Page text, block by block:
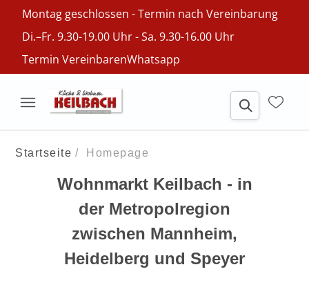
Montag geschlossen - Termin nach Vereinbarung
Di.–Fr. 9.30-19.00 Uhr - Sa. 9.30-16.00 Uhr
Termin VereinbarenWhatsapp
Startseite Homepage
Wohnmarkt Keilbach - in
der Metropolregion
zwischen Mannheim,
Heidelberg und Speyer